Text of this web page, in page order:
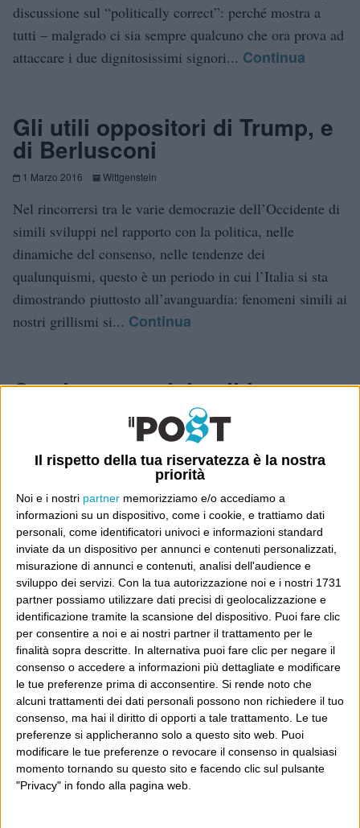
Il rispetto della tua riservatezza è la nostra
priorità
Noi e i nostri partner memorizziamo e/o accediamo a
informazioni su un dispositivo, come i cookie, e trattiamo dati
personali, come identificatori univoci e informazioni standard
inviate da un dispositivo per annunci e contenuti personalizzati,
misurazione di annunci e contenuti, analisi dell'audience e
sviluppo dei servizi. Con la tua autorizzazione noi e i nostri 1731
partner possiamo utilizzare dati precisi di geolocalizzazione e
identificazione tramite la scansione del dispositivo. Puoi fare clic
per consentire a noi e ai nostri partner il trattamento per le
finalità sopra descritte. In alternativa puoi fare clic per negare il
consenso o accedere a informazioni più dettagliate e modificare
le tue preferenze prima di acconsentire. Si rende noto che
alcuni trattamenti dei dati personali possono non richiedere il tuo
consenso, ma hai il diritto di opporti a tale trattamento. Le tue
preferenze si applicheranno solo a questo sito web. Puoi
modificare le tue preferenze o revocare il consenso in qualsiasi
momento tornando su questo sito e facendo clic sul pulsante
"Privacy" in fondo alla pagina web.
discussione sul “politically correct”: perché mostra a
tutti – malgrado ci sia sempre qualcuno che ora prova ad
attaccare i due dignitosissimi signori... Continua
Gli utili oppositori di Trump, e
di Berlusconi
1 Marzo 2016 Wittgenstein
Nel rincorrersi tra le varie democrazie dell’Occidente di
simili sviluppi nel rapporto con la politica, nelle
dinamiche del consenso, nelle tendenze dei
qualunquismi, questo è un periodo in cui l’Italia si sta
dimostrando piuttosto all’avanguardia: fenomeni simili ai
nostri grillismi si... Continua
Con la scusa del politicamente
Wittgenstein
Le fesserie dette da Donald Trump in questa precoce fase
di campagna elettorale americana permettono di riempire
pagine vacue, rilanciando l’alibi della contestazione al
“politically correct” come se si trattasse di un pensiero e
non di un’autoassoluzione facile. Un modo...Continua
Professionisti dell’anti
politicamente corretto
5 Settembre 2011 Wittgenstein
Che una insistita e vecchia campagna che anima da anni
un sovreccitato manipolo di commentatori sia condotta
contro una cosa che si chiama “correttezza”, già
basterebbe a far nascere qualche dubbio sulla sua